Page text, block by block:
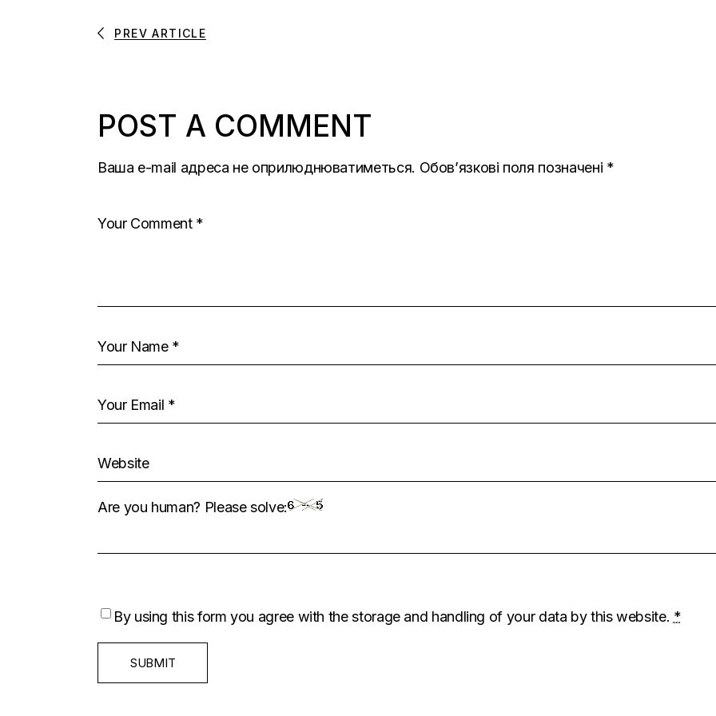
PREV ARTICLE
POST A COMMENT
Ваша e-mail адреса не оприлюднюватиметься. Обов’язкові поля позначені *
Are you human? Please solve:
By using this form you agree with the storage and handling of your data by this website. *
SUBMIT